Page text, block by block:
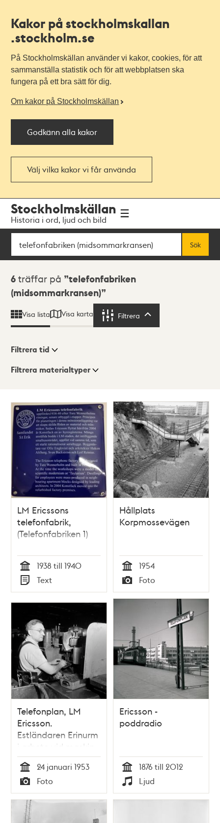
Kakor på stockholmskallan
.stockholm.se
På Stockholmskällan använder vi kakor, cookies, för att
sammanställa statistik och för att webbplatsen ska
fungera på ett bra sätt för dig.
Om kakor på Stockholmskällan
Godkänn alla kakor
Välj vilka kakor vi får använda
navigationen
huvudinnehållet
Stockholmskällan
Historia i ord, ljud och bild
Sök
Sök
Sökresultat
6 träffar på
telefonfabriken
(midsommarkransen)
Visa lista Visa karta Filtrera
Visningsläge
Lista
Karta
Filtrera tid
Filtrera materialtyper
träffar
LM Ericssons
telefonfabrik,
(Telefonfabriken 1)
Tid
1938 till 1940
Typ
Text
Hållplats
Korpmossevägen
Tid
1954
Typ
Foto
Telefonplan, LM
Ericsson.
Estländaren Erinurm
i arbete vid maskin
Tid
24 januari 1953
Typ
Foto
Ericsson -
poddradio
Tid
1876 till 2012
Typ
Ljud